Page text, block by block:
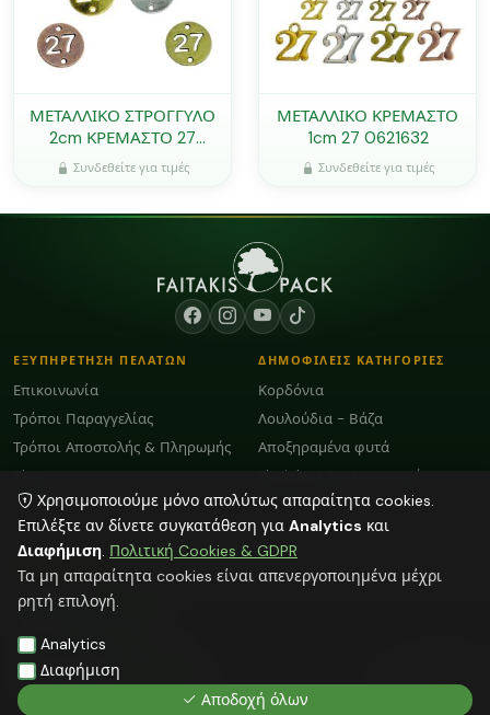
ΜΕΤΑΛΛΙΚΟ ΣΤΡΟΓΓΥΛΟ
2cm ΚΡΕΜΑΣΤΟ 27
0621631
Συνδεθείτε για τιμές
ΜΕΤΑΛΛΙΚΟ ΚΡΕΜΑΣΤΟ
1cm 27 0621632
Συνδεθείτε για τιμές
ΕΞΥΠΗΡΕΤΗΣΗ ΠΕΛΑΤΩΝ
Επικοινωνία
Τρόποι Παραγγελίας
Τρόποι Αποστολής & Πληρωμής
Blog
Όροι Χρήσης και GDPR
ΔΗΜΟΦΙΛΕΙΣ ΚΑΤΗΓΟΡΙΕΣ
Κορδόνια
Λουλούδια - Βάζα
Αποξηραμένα φυτά
Plexiglass Διακοσμητικά
Κεριά
ΕΠΙΚΟΙΝΩΝΙΑ
ΗΡΑΚΛΕΙΟ: 2818103009
info@faitakispack.net
athens@faitakispack.net
ΘΕΣΣΑΛΟΝΙΚΗ:2310683980
thessaloniki@faitakispack.net
Χρησιμοποιούμε μόνο απολύτως απαραίτητα cookies.
Επιλέξτε αν δίνετε συγκατάθεση για Analytics και
Διαφήμιση. Πολιτική Cookies & GDPR
Τα μη απαραίτητα cookies είναι απενεργοποιημένα μέχρι
ρητή επιλογή.
Analytics
Διαφήμιση
Αποδοχή όλων